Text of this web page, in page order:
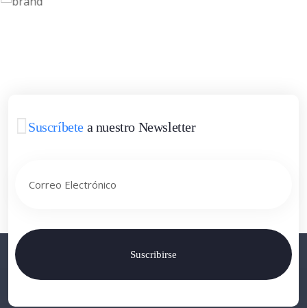
Suscríbete a nuestro Newsletter
Suscribirse